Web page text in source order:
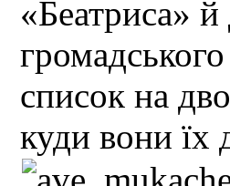
«Беатриса» й
список на
куди вони їх